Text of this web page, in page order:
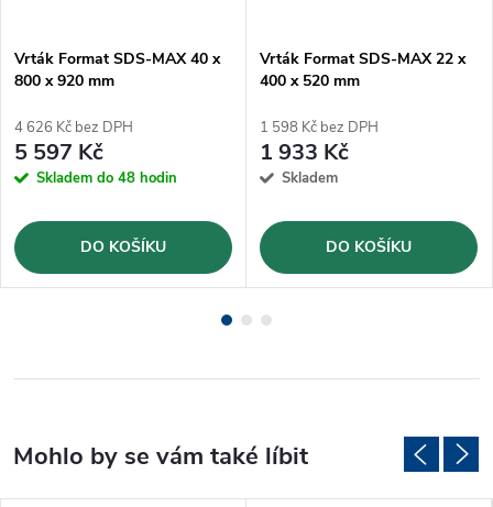
Vrták Format SDS-MAX 40 x
800 x 920 mm
4 626 Kč bez DPH
5 597 Kč
Skladem do 48 hodin
DO KOŠÍKU
Vrták Format SDS-MAX 22 x
400 x 520 mm
1 598 Kč bez DPH
1 933 Kč
Skladem
DO KOŠÍKU